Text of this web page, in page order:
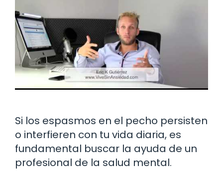
Si los espasmos en el pecho persisten
o interfieren con tu vida diaria, es
fundamental buscar la ayuda de un
profesional de la salud mental.